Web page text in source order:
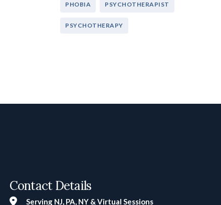
PHOBIA PSYCHOTHERAPIST
PSYCHOTHERAPY
Contact Details
Serving NJ, PA, NY & Virtual Sessions